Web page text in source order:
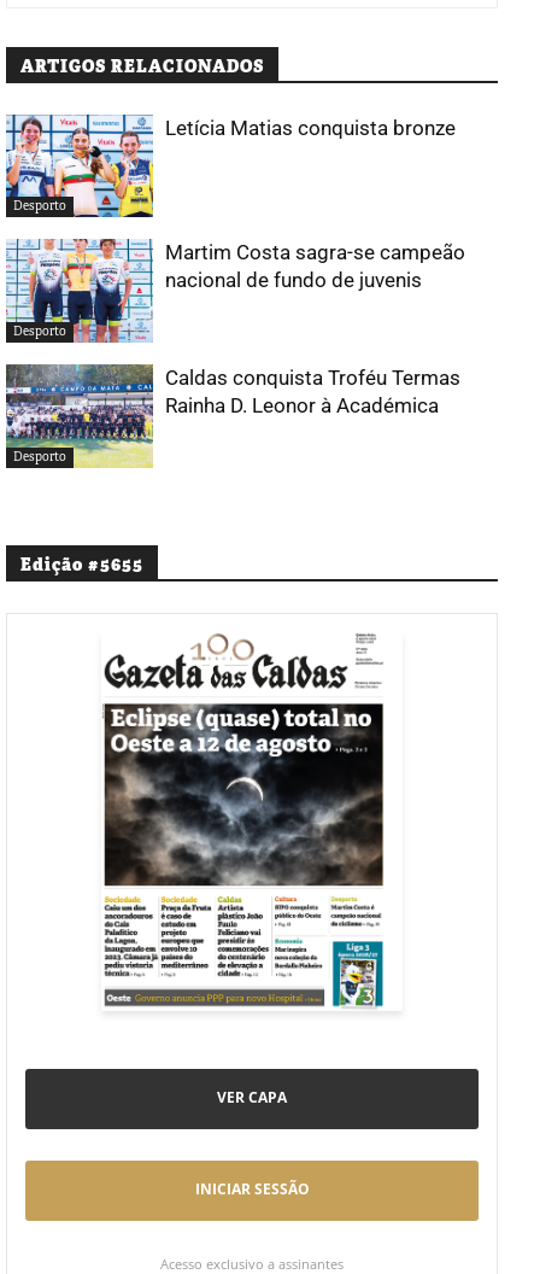
ARTIGOS RELACIONADOS
Desporto
Letícia Matias conquista bronze
Desporto
Martim Costa sagra-se campeão
nacional de fundo de juvenis
Desporto
Caldas conquista Troféu Termas
Rainha D. Leonor à Académica
Edição #5655
VER CAPA
INICIAR SESSÃO
Acesso exclusivo a assinantes